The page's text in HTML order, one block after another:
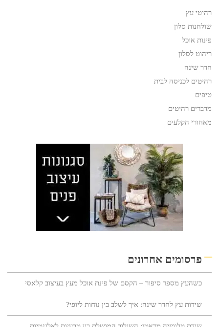
רהיטי עץ
שולחנות סלון
פינות אוכל
ריהוט לסלון
חדר שינה
רהיטים לכניסה לבית
טיפים
מדברים רהיטים
מאחורי הקלעים
פרסומים אחרונים
כשהעץ מספר סיפור – הקסם של פינת אוכל מעץ בעיצוב קלאסי
שידות עץ לחדר שינה: איך לשלב בין נוחות ליופי?